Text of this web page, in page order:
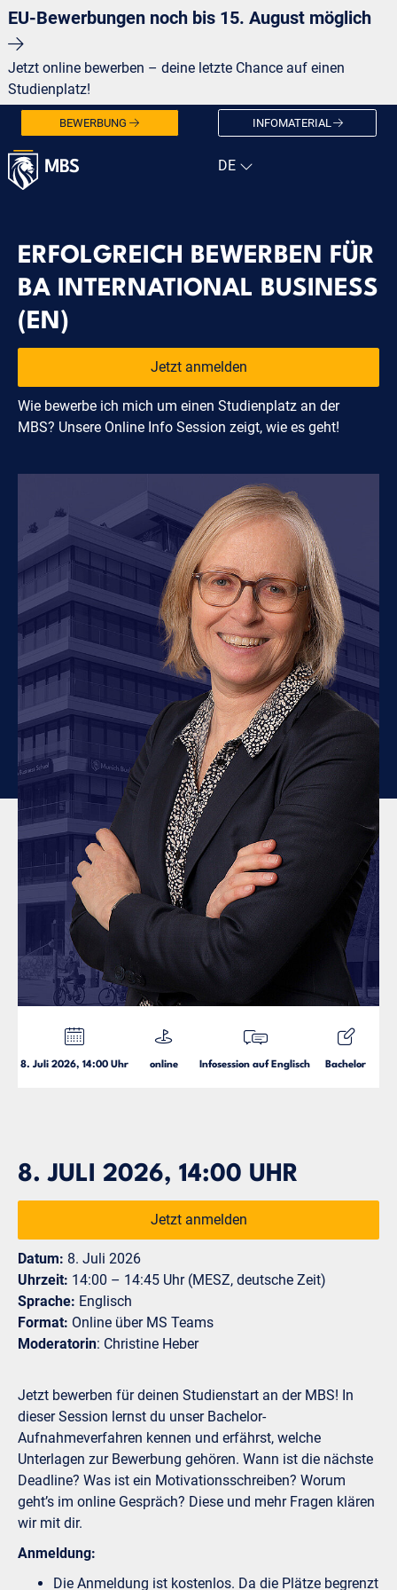
EU-Bewerbungen noch bis 15. August möglich
Jetzt online bewerben – deine letzte Chance auf einen
Studienplatz!
BEWERBUNG INFOMATERIAL
ERFOLGREICH BEWERBEN FÜR
BA INTERNATIONAL BUSINESS
(EN)
Jetzt anmelden
Wie bewerbe ich mich um einen Studienplatz an der
MBS? Unsere Online Info Session zeigt, wie es geht!
8. Juli 2026, 14:00 Uhr online Infosession auf Englisch Bachelor
8. JULI 2026, 14:00 UHR
Jetzt anmelden
Datum: 8. Juli 2026
Uhrzeit: 14:00 – 14:45 Uhr (MESZ, deutsche Zeit)
Sprache: Englisch
Format: Online über MS Teams
Moderatorin: Christine Heber
Jetzt bewerben für deinen Studienstart an der MBS! In
dieser Session lernst du unser Bachelor-
Aufnahmeverfahren kennen und erfährst, welche
Unterlagen zur Bewerbung gehören. Wann ist die nächste
Deadline? Was ist ein Motivationsschreiben? Worum
geht’s im online Gespräch? Diese und mehr Fragen klären
wir mit dir.
Anmeldung:
Die Anmeldung ist kostenlos. Da die Plätze begrenzt